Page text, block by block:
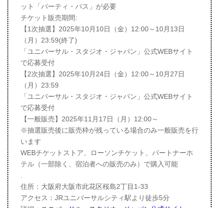
ット「パーティ・パス」が必要
チケット販売期間:
【1次抽選】2025年10月10日（金）12:00～10月13日
（月）23:59(終了)
「ユニバーサル・スタジオ・ジャパン」公式WEBサイト
で応募受付
【2次抽選】2025年10月24日（金）12:00～10月27日
（月）23:59
「ユニバーサル・スタジオ・ジャパン」公式WEBサイト
で応募受付
【一般販売】2025年11月17日（月）12:00～
※抽選販売後に販売枠が残っている場合のみ一般販売を行
います
WEBチケットストア、ローソンチケット、パートナーホ
テル（一部除く、宿泊者への販売のみ）で購入可能
住所：大阪府大阪市此花区桜島2丁目1-33
アクセス：JRユニバーサルシティ駅より徒歩5分